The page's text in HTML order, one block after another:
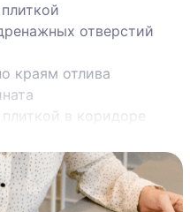
отверстий
краям отлива
в коридоре
в санузле
стиральной